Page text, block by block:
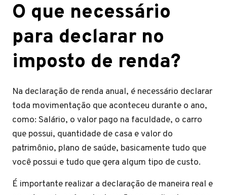
O que necessário
para declarar no
imposto de renda?
Na declaração de renda anual, é necessário declarar
toda movimentação que aconteceu durante o ano,
como: Salário, o valor pago na faculdade, o carro
que possui, quantidade de casa e valor do
patrimônio, plano de saúde, basicamente tudo que
você possui e tudo que gera algum tipo de custo.
É importante realizar a declaração de maneira real e